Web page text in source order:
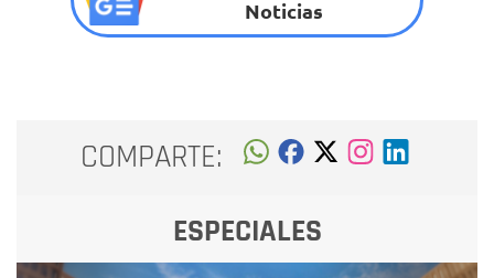
Noticias
COMPARTE:
ESPECIALES